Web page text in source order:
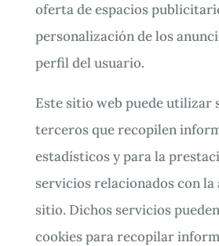
oferta de espacios
personalización de los
perfil del usuario.
Este sitio web puede utilizar
terceros que recopilen
estadísticos y para la
servicios relacionados con
sitio. Dichos servicios
cookies para recopilar